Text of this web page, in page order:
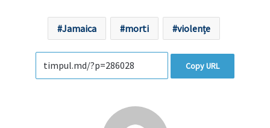
Jamaica morti violențe
Copy URL